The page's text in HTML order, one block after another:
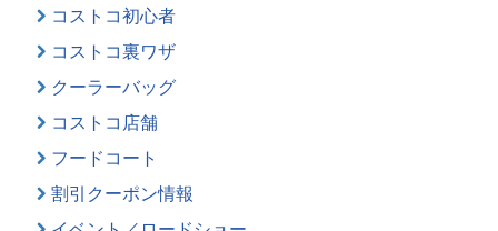
コストコ初心者
コストコ裏ワザ
クーラーバッグ
コストコ店舗
フードコート
割引クーポン情報